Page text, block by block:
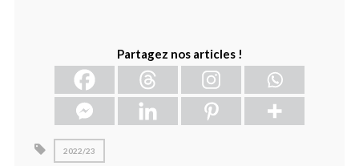
Partagez nos articles !
2022/23